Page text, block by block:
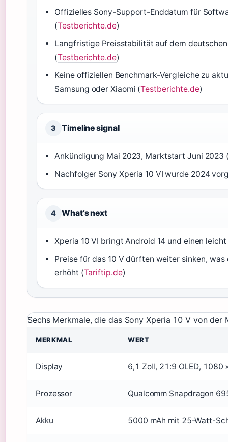
Offizielles Sony-Support-Enddatum für
(Testberichte.de)
Langfristige Preisstabilität auf dem
(Testberichte.de)
Keine offiziellen Benchmark-Vergleiche zu
Samsung oder Xiaomi (Testberichte.de)
3 Timeline signal
Ankündigung Mai 2023, Marktstart Juni 2023
Nachfolger Sony Xperia 10 VI wurde 2024
4 What’s next
Xperia 10 VI bringt Android 14 und einen
Preise für das 10 V dürften weiter sinken,
erhöht (Tariftip.de)
Sechs Merkmale, die das Sony Xperia 10 V von der
MERKMAL WERT
Display 6,1 Zoll, 21:9 OLED, 1080
Prozessor Qualcomm Snapdragon
Akku 5000 mAh mit 25-Watt-